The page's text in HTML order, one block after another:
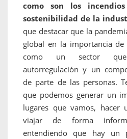
como son los
sostenibilidad de la
que destacar que la
global en la importancia
como un sector que
autorregulación y un
de parte de las personas.
que podemos generar un
lugares que vamos, hacer
viajar de forma
entendiendo que hay un